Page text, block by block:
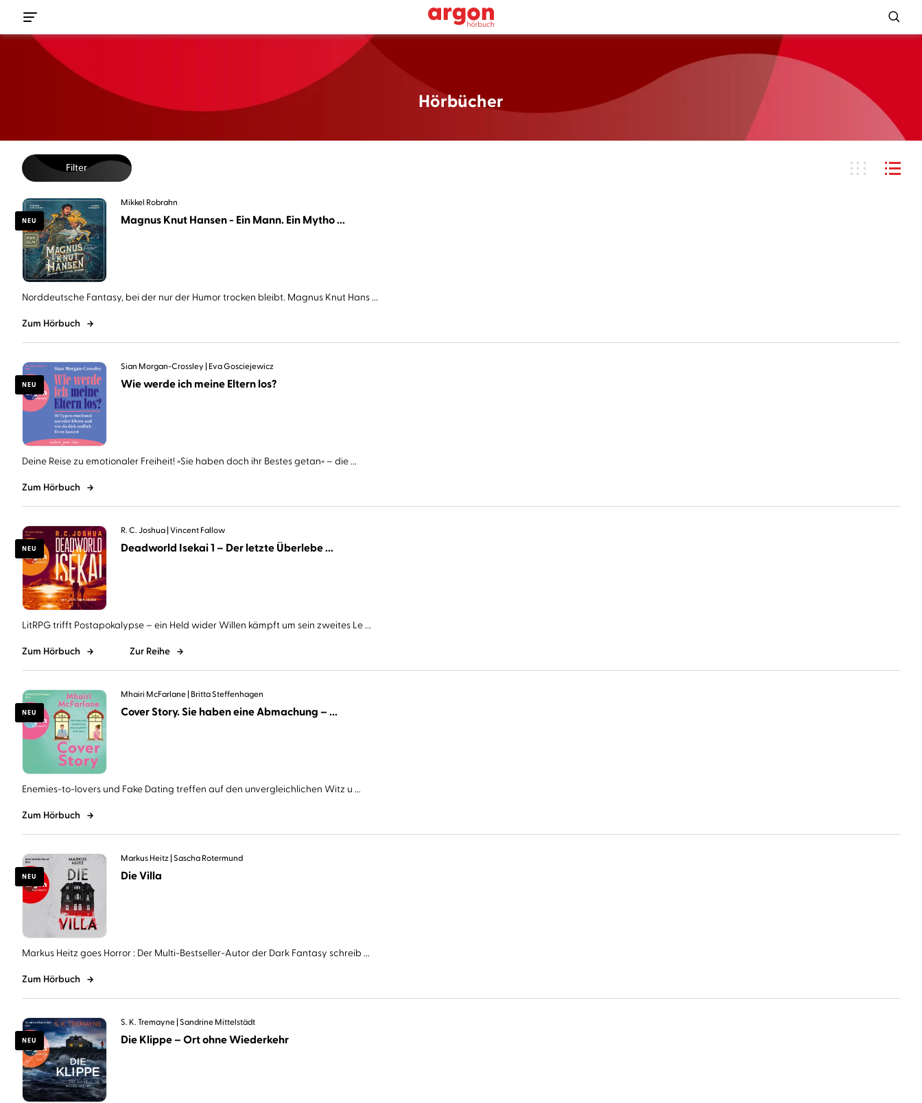
Hörbücher
Filter
NEU
Mikkel Robrahn
Magnus Knut Hansen - Ein Mann. Ein Mytho ...
Norddeutsche Fantasy, bei der nur der Humor trocken bleibt. Magnus Knut Hans ...
Zum Hörbuch
NEU
Sian Morgan-Crossley Eva Gosciejewicz
Wie werde ich meine Eltern los?
Deine Reise zu emotionaler Freiheit! »Sie haben doch ihr Bestes getan« – die ...
Zum Hörbuch
NEU
R. C. Joshua Vincent Fallow
Deadworld Isekai 1 – Der letzte Überlebe ...
LitRPG trifft Postapokalypse – ein Held wider Willen kämpft um sein zweites Le ...
Zum Hörbuch Zur Reihe
NEU
Mhairi McFarlane Britta Steffenhagen
Cover Story. Sie haben eine Abmachung – ...
Enemies-to-lovers und Fake Dating treffen auf den unvergleichlichen Witz u ...
Zum Hörbuch
NEU
Markus Heitz Sascha Rotermund
Die Villa
Markus Heitz goes Horror : Der Multi-Bestseller-Autor der Dark Fantasy schreib ...
Zum Hörbuch
NEU
S. K. Tremayne Sandrine Mittelstädt
Die Klippe – Ort ohne Wiederkehr